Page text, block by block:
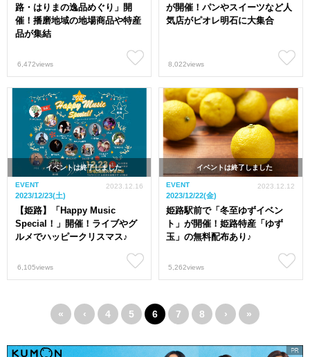
路・はりまの逸品めぐり」開
催！播磨地域の地場商品や特産
品が集結
6,472views
が開催！パンやスイーツなど人
気店がピオレ明石に大集合
8,022views
イベントは終了しました
EVENT
2023/12/23(土)
【姫路】「Happy Music
Special！」開催！ライブやグ
ルメでハッピークリスマス♪
2023.12.16
6,105views
イベントは終了しました
EVENT
2023/12/22(金)
姫路駅前で「冬至ゆずイベン
ト」が開催！姫路特産「ゆず
玉」の無料配布あり♪
2023.12.12
5,262views
« ‹ 4 5 6 7 8 › »